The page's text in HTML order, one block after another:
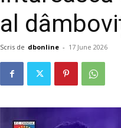
al
Scris de dbonline - 17 June 2026